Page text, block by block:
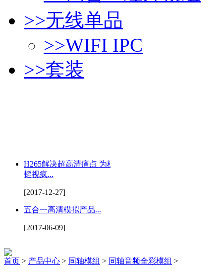
>>无线单品
>>WIFI IPC
>>套装
H265解决超高清痛点 为杭州
韬视疯...
[2017-12-27]
五合一高清模拟产品...
[2017-06-09]
首页 > 产品中心 > 同轴模组 > 同轴音频全彩模组 >